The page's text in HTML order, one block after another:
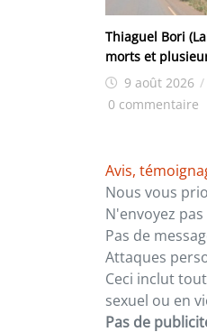
Thiaguel Bori
morts et
blessés dans un
de la circulation
9 août 2026 /
0 commentaire
Avis,
Nous vous
N'envoyez
Pas de
Attaques
Ceci inclut
sexuel ou en
Pas de